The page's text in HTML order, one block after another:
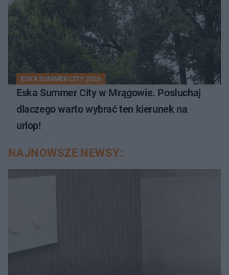
ESKA SUMMER CITY 2026
Eska Summer City w Mrągowie. Posłuchaj
dlaczego warto wybrać ten kierunek na
urlop!
NAJNOWSZE NEWSY: